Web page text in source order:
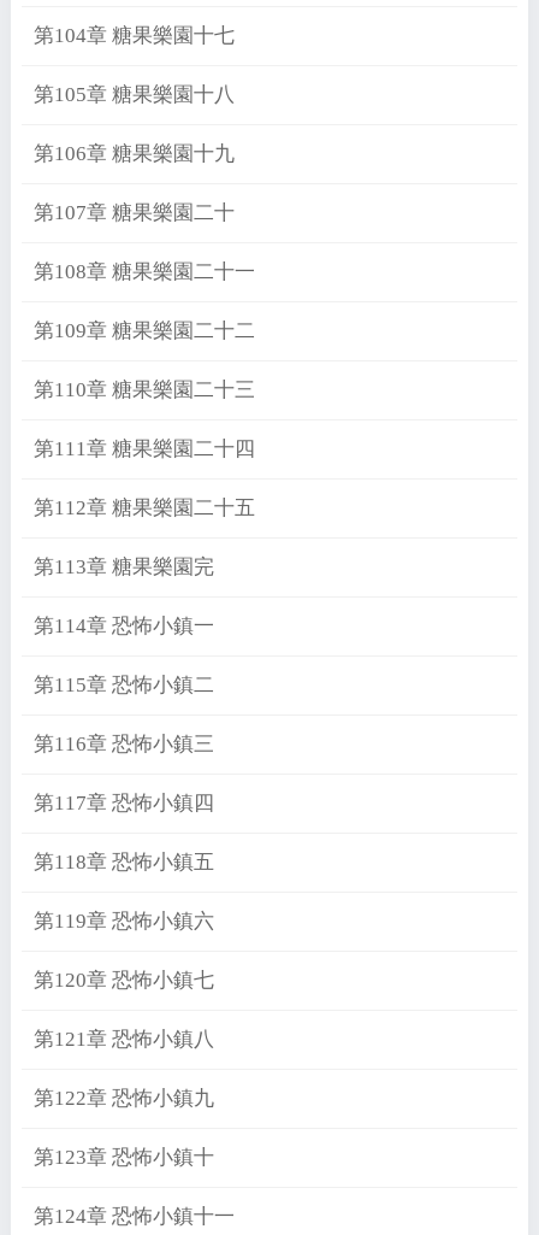
第104章 糖果樂園十七
第105章 糖果樂園十八
第106章 糖果樂園十九
第107章 糖果樂園二十
第108章 糖果樂園二十一
第109章 糖果樂園二十二
第110章 糖果樂園二十三
第111章 糖果樂園二十四
第112章 糖果樂園二十五
第113章 糖果樂園完
第114章 恐怖小鎮一
第115章 恐怖小鎮二
第116章 恐怖小鎮三
第117章 恐怖小鎮四
第118章 恐怖小鎮五
第119章 恐怖小鎮六
第120章 恐怖小鎮七
第121章 恐怖小鎮八
第122章 恐怖小鎮九
第123章 恐怖小鎮十
第124章 恐怖小鎮十一